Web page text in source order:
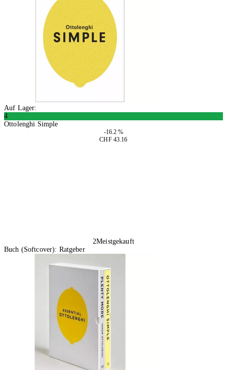
Auf Lager:
4
Ottolenghi Simple
-16.2 %
CHF 43.16
2Meistgekauft
Buch (Softcover): Ratgeber